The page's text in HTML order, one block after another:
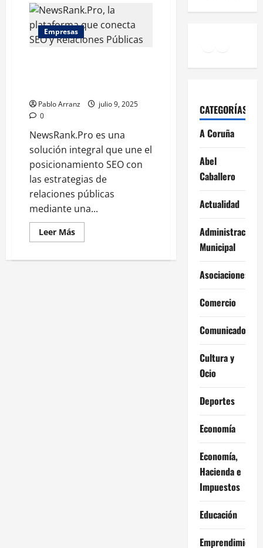
Freecash
llega
a
España
y
dinero
viendo
español
Empresas
Pablo Arranz
julio 9, 2025
0
NewsRank.Pro es una
solución integral que une el
posicionamiento SEO con
las estrategias de
relaciones públicas
mediante una...
Leer MásLeer
más
NewsRank.Pro:
CATEGORÍAS
A Coruña
Abel
Caballero
Actualidad
Administración
Municipal
Asociaciones
Comercio
Comunicados
Cultura y
Ocio
Deportes
Economía
Economía,
Hacienda e
Impuestos
Educación
Emprendimiento